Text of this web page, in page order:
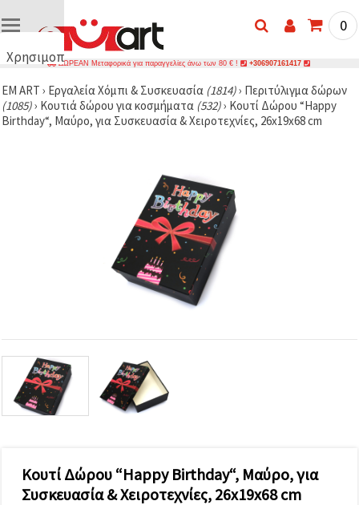
Χρησιμοποιούμε
🍪
Χρησιμοποιούμε
cookies και
αναλύουμε
επισκεψιμότητα
και να
προβάλλουμε
πιο σχετικό
περιεχόμενο
άλλων με
τη βοήθεια
των
0
ΔΩΡΕΑΝ Μεταφορικά για παραγγελίες άνω των 80 € ! +306907161417
EM ART › Εργαλεία Χόμπι & Συσκευασία (1814)› Περιτύλιγμα δώρων
(1085)› Κουτιά δώρου για κοσμήματα (532)› Κουτί Δώρου “Happy
Birthday“, Μαύρο, για Συσκευασία & Χειροτεχνίες, 26x19x68 cm
Κουτί Δώρου “Happy Birthday“, Μαύρο, για
Συσκευασία & Χειροτεχνίες, 26x19x68 cm